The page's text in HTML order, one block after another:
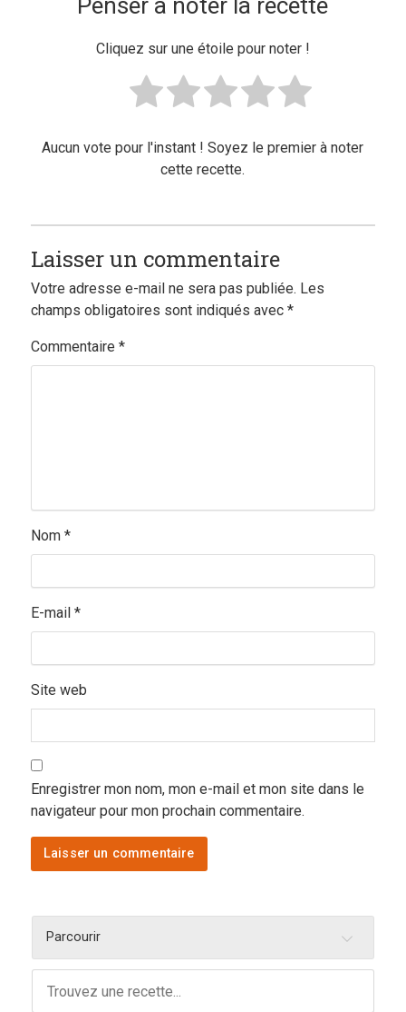
Penser à noter la recette
Cliquez sur une étoile pour noter !
Aucun vote pour l'instant ! Soyez le premier à noter
cette recette.
Laisser un commentaire
Votre adresse e-mail ne sera pas publiée. Les
champs obligatoires sont indiqués avec *
Commentaire *
Nom *
E-mail *
Site web
Enregistrer mon nom, mon e-mail et mon site dans le
navigateur pour mon prochain commentaire.
Parcourir